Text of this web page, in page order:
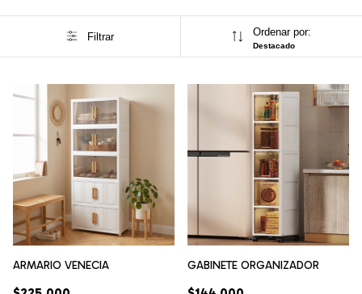
Filtrar Ordenar por:
Destacado
ARMARIO VENECIA GABINETE ORGANIZADOR